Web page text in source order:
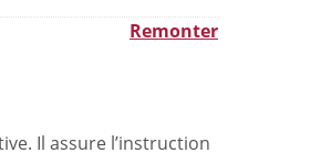
Remonter
Il assure l’instruction